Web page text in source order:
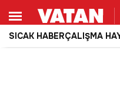
SICAK HABERÇALIŞMA